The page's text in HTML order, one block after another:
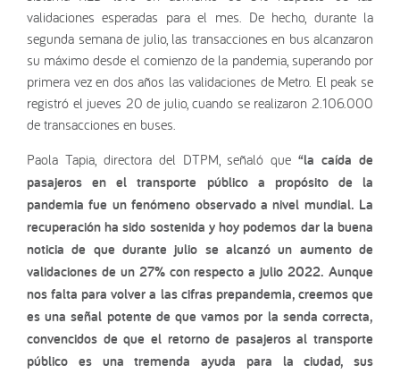
validaciones esperadas para el mes. De hecho, durante la
segunda semana de julio, las transacciones en bus alcanzaron
su máximo desde el comienzo de la pandemia, superando por
primera vez en dos años las validaciones de Metro. El peak se
registró el jueves 20 de julio, cuando se realizaron 2.106.000
de transacciones en buses.
Paola Tapia, directora del DTPM, señaló que“la caída de
pasajeros en el transporte público a propósito de la
pandemia fue un fenómeno observado a nivel mundial. La
recuperación ha sido sostenida y hoy podemos dar la buena
noticia de que durante julio se alcanzó un aumento de
validaciones de un 27% con respecto a julio 2022. Aunque
nos falta para volver a las cifras prepandemia, creemos que
es una señal potente de que vamos por la senda correcta,
convencidos de que el retorno de pasajeros al transporte
público es una tremenda ayuda para la ciudad, sus